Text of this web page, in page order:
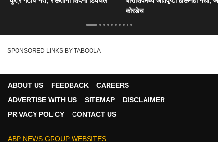
कोरडेच
SPONSORED LINKS BY TABOOLA
ABOUT US FEEDBACK
CAREERS
ADVERTISE WITH US
SITEMAP
DISCLAIMER
PRIVACY POLICY
CONTACT US
ABP NEWS GROUP WEBSITES